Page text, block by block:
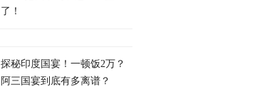
了！
探秘印度国宴！一顿饭2万？
阿三国宴到底有多离谱？